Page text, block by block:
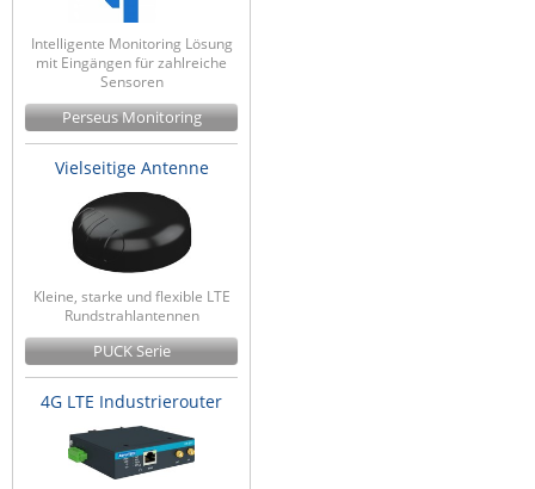
Intelligente Monitoring Lösung
mit Eingängen für zahlreiche
Sensoren
Perseus Monitoring
Vielseitige Antenne
Kleine, starke und flexible LTE
Rundstrahlantennen
PUCK Serie
4G LTE Industrierouter